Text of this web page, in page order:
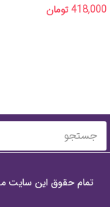
418,000تومان
تمام حقوق این سایت